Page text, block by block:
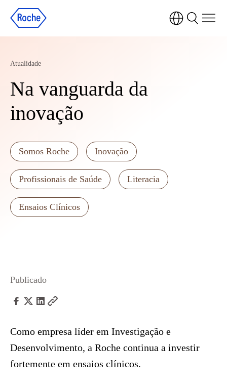
Atualidade
Na vanguarda da
inovação
Somos Roche Inovação
Profissionais de Saúde Literacia
Ensaios Clínicos
Publicado
Como empresa líder em Investigação e
Desenvolvimento, a Roche continua a investir
fortemente em ensaios clínicos.